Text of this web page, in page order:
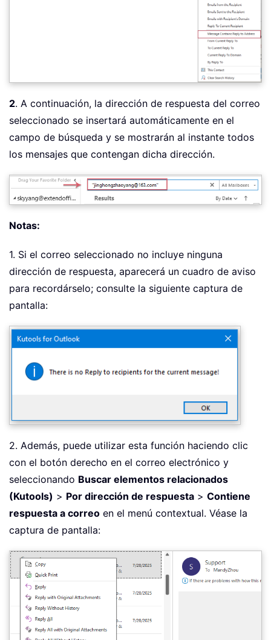
2. A continuación, la dirección de respuesta del correo
seleccionado se insertará automáticamente en el
campo de búsqueda y se mostrarán al instante todos
los mensajes que contengan dicha dirección.
Notas:
1. Si el correo seleccionado no incluye ninguna
dirección de respuesta, aparecerá un cuadro de aviso
para recordárselo; consulte la siguiente captura de
pantalla:
2. Además, puede utilizar esta función haciendo clic
con el botón derecho en el correo electrónico y
seleccionando Buscar elementos relacionados
(Kutools) > Por dirección de respuesta > Contiene
respuesta a correo en el menú contextual. Véase la
captura de pantalla: